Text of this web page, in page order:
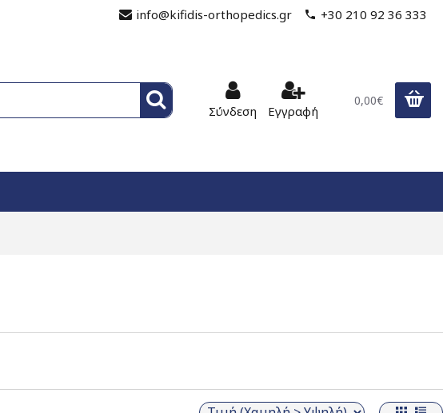
info@kifidis-orthopedics.gr +30 210 92 36 333
Σύνδεση Εγγραφή
0,00€